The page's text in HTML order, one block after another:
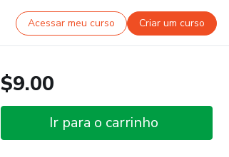
Acessar meu curso Criar um curso
$9.00
Ir para o carrinho